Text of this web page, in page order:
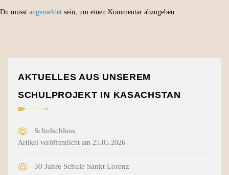
Du musst angemeldet sein, um einen Kommentar abzugeben.
AKTUELLES AUS UNSEREM
SCHULPROJEKT IN KASACHSTAN
Schulschluss
Artikel veröffentlicht am 25.05.2026
30 Jahre Schule Sankt Lorenz